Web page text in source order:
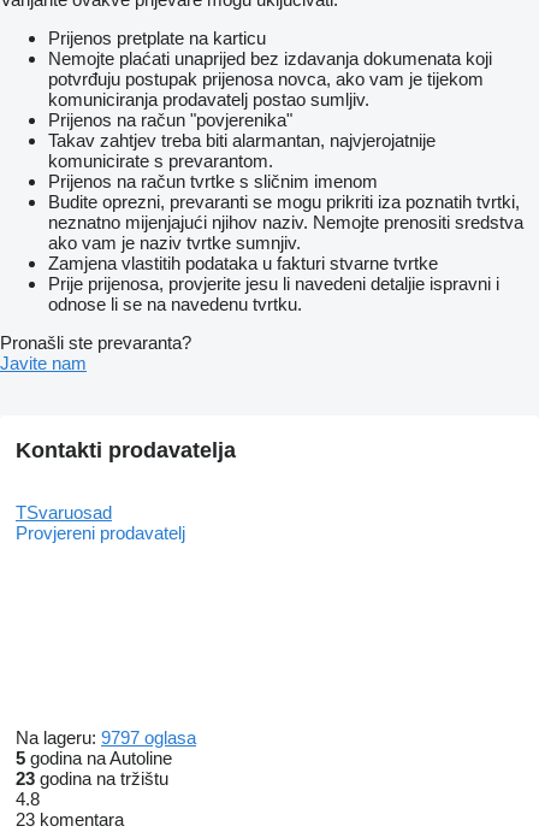
Prijenos pretplate na karticu
Nemojte plaćati unaprijed bez izdavanja dokumenata koji
potvrđuju postupak prijenosa novca, ako vam je tijekom
komuniciranja prodavatelj postao sumljiv.
Prijenos na račun "povjerenika"
Takav zahtjev treba biti alarmantan, najvjerojatnije
komunicirate s prevarantom.
Prijenos na račun tvrtke s sličnim imenom
Budite oprezni, prevaranti se mogu prikriti iza poznatih tvrtki,
neznatno mijenjajući njihov naziv. Nemojte prenositi sredstva
ako vam je naziv tvrtke sumnjiv.
Zamjena vlastitih podataka u fakturi stvarne tvrtke
Prije prijenosa, provjerite jesu li navedeni detaljie ispravni i
odnose li se na navedenu tvrtku.
Pronašli ste prevaranta?
Javite nam
Kontakti prodavatelja
TSvaruosad
Provjereni prodavatelj
Na lageru: 9797 oglasa
5 godina na Autoline
23 godina na tržištu
4.8
23 komentara